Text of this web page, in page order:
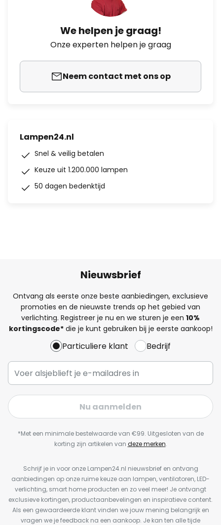
We helpen je graag!
Onze experten helpen je graag
Neem contact met ons op
Lampen24.nl
Snel & veilig betalen
Keuze uit 1.200.000 lampen
50 dagen bedenktijd
Nieuwsbrief
Ontvang als eerste onze beste aanbiedingen, exclusieve
promoties en de nieuwste trends op het gebied van
verlichting. Registreer je nu en we sturen je een 10%
kortingscode*die je kunt gebruiken bij je eerste aankoop!
Particuliere klant Bedrijf
Nu aanmelden
*Met een minimale bestelwaarde van €99. Uitgesloten van de
korting zijn artikelen van deze merken.
Schrijf je in voor onze Lampen24.nl nieuwsbrief en ontvang
aanbiedingen op onze ruime keuze aan lampen, ventilatoren, LED-
verlichting, smart home producten en zo veel meer! Je ontvangt
exclusieve kortingen, productaanbevelingen en inspiratieve content.
Als een gewaardeerde klant vinden we jouw mening belangrijk en
vragen we je feedback na een aankoop. Je kan ten alle tijde